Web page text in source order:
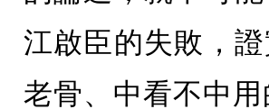
江啟臣的失敗，
老骨、中看不中